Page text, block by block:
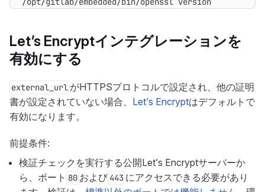
Let’s Encryptインテグレーションを
有効にする
external_url がHTTPSプロトコルで設定され、他の証明
書が設定されていない場合、 Let’s Encryptはデフォルトで
有効になります。
前提条件:
検証チェックを実行する公開Let’s Encryptサーバーか
ら、ポート 80 および 443 にアクセスできる必要があり